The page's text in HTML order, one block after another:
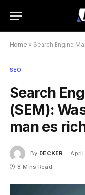
Home » Search Engine
SEO
Search
(SEM):
man es
By DECKER April
8 Mins Read